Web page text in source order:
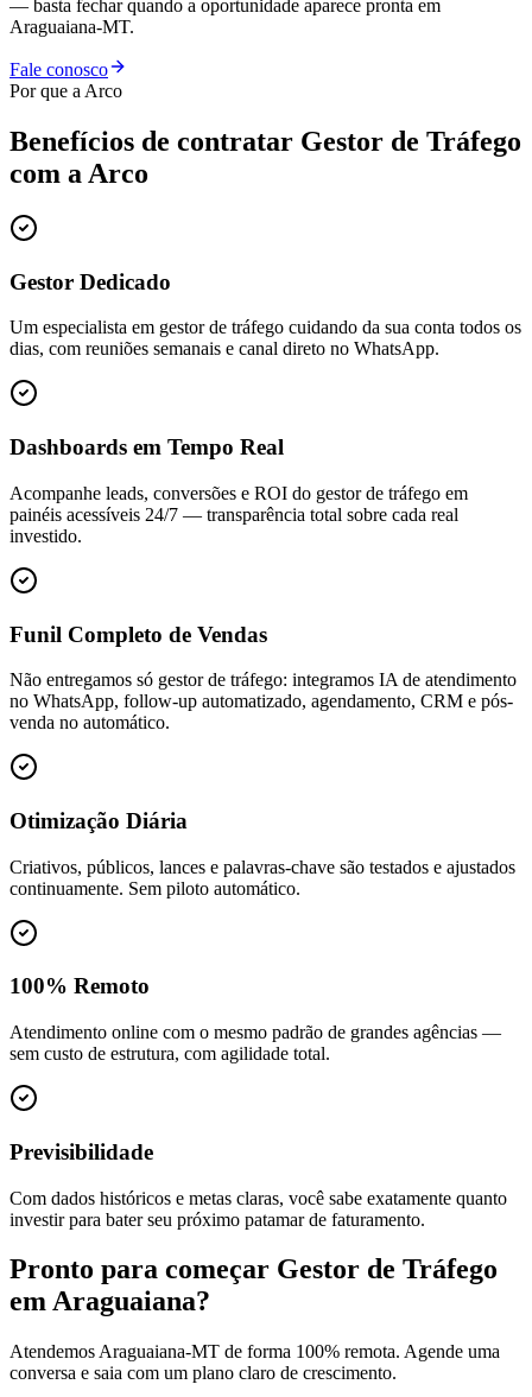
— basta fechar quando a oportunidade aparece pronta em
Araguaiana-MT.
Fale conosco
Por que a Arco
Benefícios de contratar Gestor de Tráfego
com a Arco
Gestor Dedicado
Um especialista em gestor de tráfego cuidando da sua conta todos os
dias, com reuniões semanais e canal direto no WhatsApp.
Dashboards em Tempo Real
Acompanhe leads, conversões e ROI do gestor de tráfego em
painéis acessíveis 24/7 — transparência total sobre cada real
investido.
Funil Completo de Vendas
Não entregamos só gestor de tráfego: integramos IA de atendimento
no WhatsApp, follow-up automatizado, agendamento, CRM e pós-
venda no automático.
Otimização Diária
Criativos, públicos, lances e palavras-chave são testados e ajustados
continuamente. Sem piloto automático.
100% Remoto
Atendimento online com o mesmo padrão de grandes agências —
sem custo de estrutura, com agilidade total.
Previsibilidade
Com dados históricos e metas claras, você sabe exatamente quanto
investir para bater seu próximo patamar de faturamento.
Pronto para começar Gestor de Tráfego
emAraguaiana?
Atendemos Araguaiana-MT de forma 100% remota. Agende uma
conversa e saia com um plano claro de crescimento.